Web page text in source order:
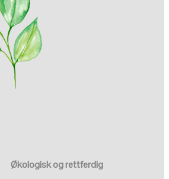
Økologisk og rettferdig